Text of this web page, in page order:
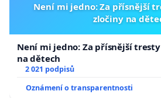
Není mi jedno: Za přísnější
zločiny na
Není mi jedno: Za přísnější
na dětech
2 021 podpisů
Oznámení o transparentnosti